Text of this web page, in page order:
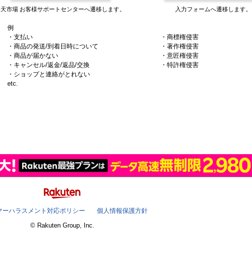
市場 お客様サポートセンターへ遷移します。
例
・支払い
・商品の発送/到着日時について
・商品が届かない
・キャンセル/返金/返品/交換
・ショップと連絡がとれない
etc.
入力フォームへ遷移します。
・商標権侵害
・著作権侵害
・意匠権侵害
・特許権侵害
ーハラスメント対応ポリシー
個人情報保護方針
© Rakuten Group, Inc.